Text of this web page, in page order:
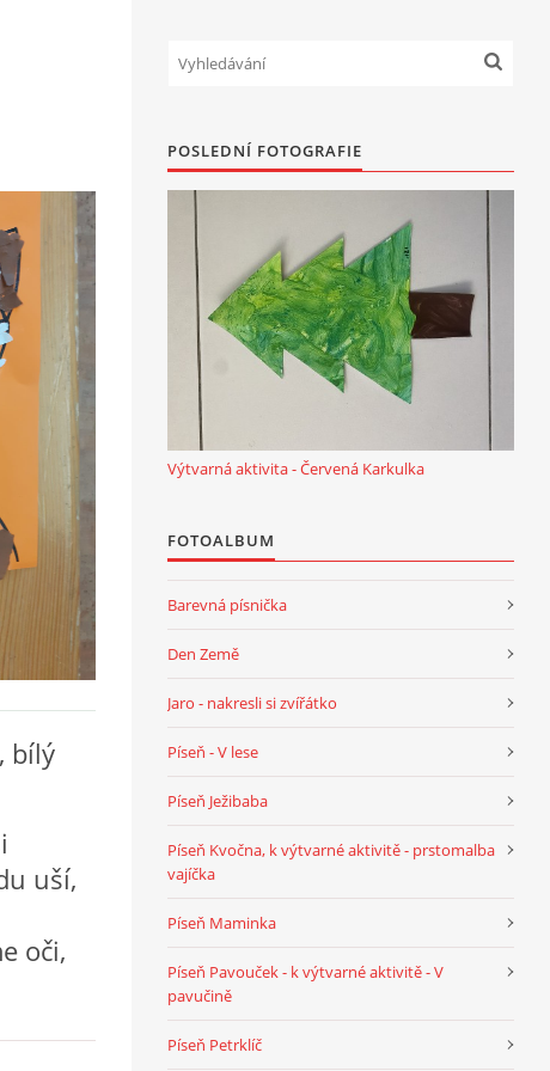
bílý
uší,
oči,
POSLEDNÍ FOTOGRAFIE
Výtvarná aktivita - Červená Karkulka
FOTOALBUM
Barevná písnička
Den Země
Jaro - nakresli si zvířátko
Píseň - V lese
Píseň Ježibaba
Píseň Kvočna, k výtvarné aktivitě - prstomalba
vajíčka
Píseň Maminka
Píseň Pavouček - k výtvarné aktivitě - V
pavučině
Píseň Petrklíč